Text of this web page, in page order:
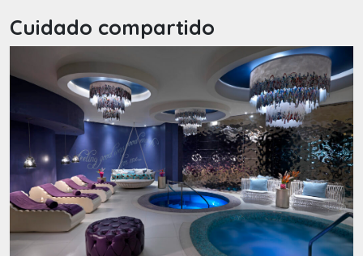
Cuidado compartido